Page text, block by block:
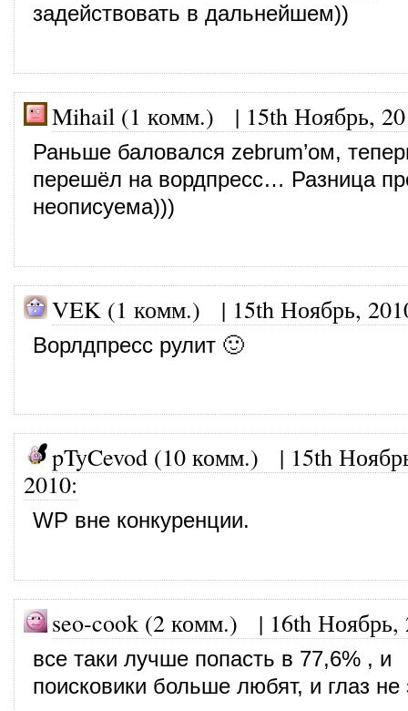
задействовать в дальнейшем))
Mihail (1 комм.) | 15th Ноябрь,
Раньше баловался zebrum’ом,
перешёл на вордпресс… Разница
неописуема)))
VEK (1 комм.) | 15th Ноябрь,
Ворлдпресс рулит 🙂
pTyCevod (10 комм.) | 15th
2010:
WP вне конкуренции.
seo-cook (2 комм.) | 16th Ноябрь,
все таки лучше попасть в 77,6% , и
поисковики больше любят, и глаз